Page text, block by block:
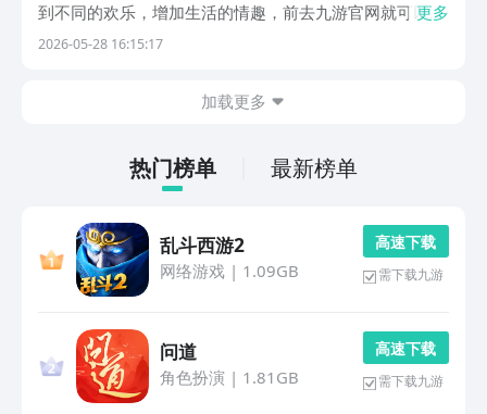
到不同的欢乐，增加生活的情趣，前去九游官网就可以下
载它们，九游app的手游福利是最全面的，九游APP是阿
更多
2026-05-28 16:15:17
加载更多
热门榜单 最新榜单
乱斗西游2
网络游戏| 1.09GB
高 速 下 载
需下载九游
问道
角色扮演 | 1.81GB
高 速 下 载
需下载九游